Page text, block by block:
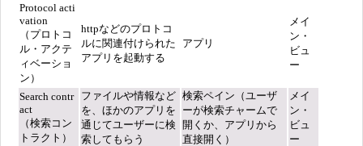
Protocol acti
vation
（プロトコ
ル・アクテ
ィベーショ
ン）
httpなどのプロトコ
ルに関連付けられた
アプリを起動する
アプリ
メイ
ン・
ビュ
ー
Search contr
act
（検索コン
トラクト）
ファイルや情報など
を、ほかのアプリを
通じてユーザーに検
索してもらう
検索ペイン（ユーザ
ーが検索チャームで
開くか、アプリから
直接開く）
メイ
ン・
ビュ
ー